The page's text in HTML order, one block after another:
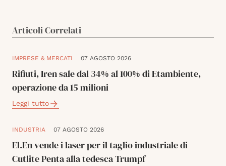
Articoli Correlati
IMPRESE & MERCATI 07 AGOSTO 2026
Rifiuti, Iren sale dal 34% al 100% di Etambiente,
operazione da 15 milioni
Leggi tutto
INDUSTRIA 07 AGOSTO 2026
El.En vende i laser per il taglio industriale di
Cutlite Penta alla tedesca Trumpf